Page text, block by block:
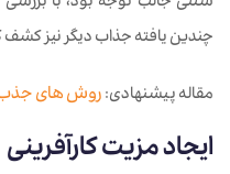
چندین یافته جذاب دیگر نیز کشف
مقاله پیشنهادی:روش های جذب
ایجاد مزیت کارآفرینی